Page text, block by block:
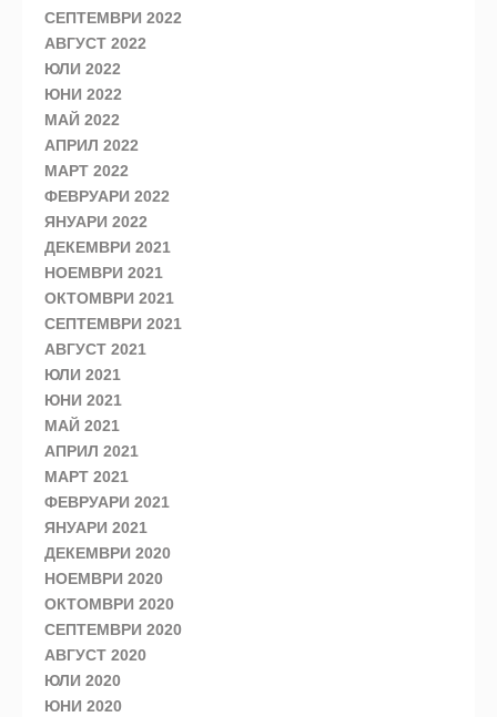
СЕПТЕМВРИ 2022
АВГУСТ 2022
ЮЛИ 2022
ЮНИ 2022
МАЙ 2022
АПРИЛ 2022
МАРТ 2022
ФЕВРУАРИ 2022
ЯНУАРИ 2022
ДЕКЕМВРИ 2021
НОЕМВРИ 2021
ОКТОМВРИ 2021
СЕПТЕМВРИ 2021
АВГУСТ 2021
ЮЛИ 2021
ЮНИ 2021
МАЙ 2021
АПРИЛ 2021
МАРТ 2021
ФЕВРУАРИ 2021
ЯНУАРИ 2021
ДЕКЕМВРИ 2020
НОЕМВРИ 2020
ОКТОМВРИ 2020
СЕПТЕМВРИ 2020
АВГУСТ 2020
ЮЛИ 2020
ЮНИ 2020